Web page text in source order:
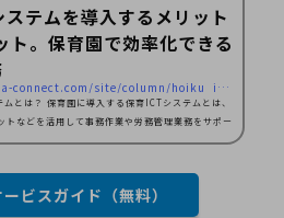
テムを導入するメリット
ト。保育園で効率化できる
https://kidsna-connect.com/site/column/hoiku_ict/544
とは？ 保育園に導入する保育ICTシステムとは、
トなどを活用して事務作業や労務管理業務をサポー
。 従来、保育園では子どもの園児情報や保護者への
育士さんに過度な業務負担がかかり、その状況が問
近年、保育業界における人材不足の問題もいまだ解
んが働きやすい環境づくりが求められている中で、
ビスガイド（無料）